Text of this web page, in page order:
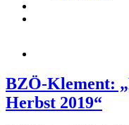
BZÖ-Klement:
Herbst 2019“